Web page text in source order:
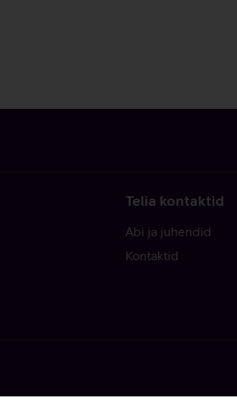
Telia kontaktid
Abi ja juhendid
Kontaktid